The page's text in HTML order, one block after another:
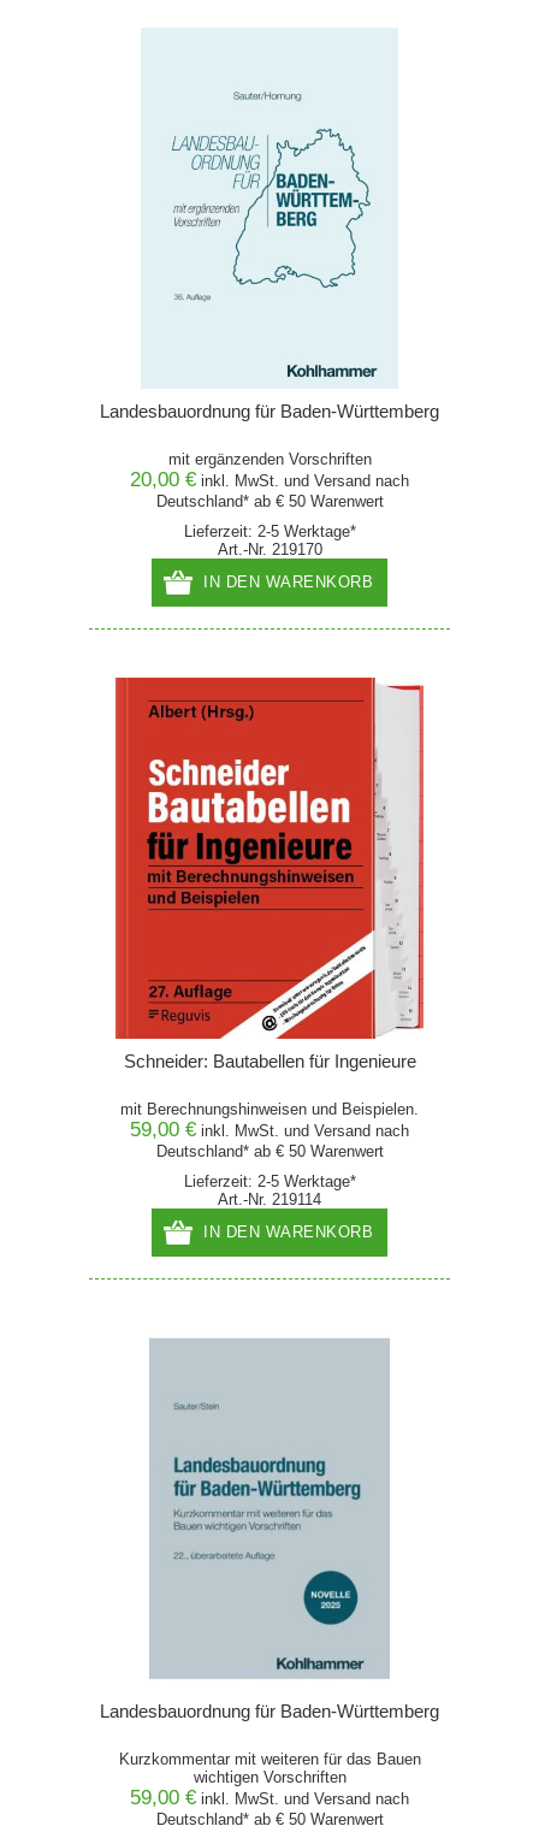
Landesbauordnung für Baden-Württemberg
mit ergänzenden Vorschriften
20,00 € inkl. MwSt. und Versand nach
Deutschland* ab € 50 Warenwert
Lieferzeit: 2-5 Werktage*
Art.-Nr. 219170
IN DEN WARENKORB
Schneider: Bautabellen für Ingenieure
mit Berechnungshinweisen und Beispielen.
59,00 € inkl. MwSt. und Versand nach
Deutschland* ab € 50 Warenwert
Lieferzeit: 2-5 Werktage*
Art.-Nr. 219114
IN DEN WARENKORB
Landesbauordnung für Baden-Württemberg
Kurzkommentar mit weiteren für das Bauen
wichtigen Vorschriften
59,00 € inkl. MwSt. und Versand nach
Deutschland* ab € 50 Warenwert